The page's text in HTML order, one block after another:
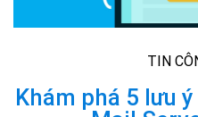
TIN
Khám phá 5 lưu